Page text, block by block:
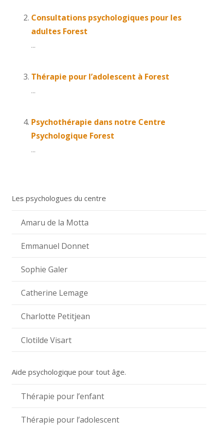
Consultations psychologiques pour les
adultes Forest
...
Thérapie pour l’adolescent à Forest
...
Psychothérapie dans notre Centre
Psychologique Forest
...
Les psychologues du centre
Amaru de la Motta
Emmanuel Donnet
Sophie Galer
Catherine Lemage
Charlotte Petitjean
Clotilde Visart
Aide psychologique pour tout âge.
Thérapie pour l’enfant
Thérapie pour l’adolescent